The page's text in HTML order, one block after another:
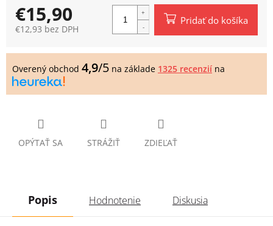
OPÝTAŤ SA STRÁŽIŤ ZDIEĽAŤ
€15,90
€12,93 bez DPH
cena:
Pridať do košíka
Overený obchod 4,9/5 na základe 1325 recenzií na
Popis Hodnotenie Diskusia